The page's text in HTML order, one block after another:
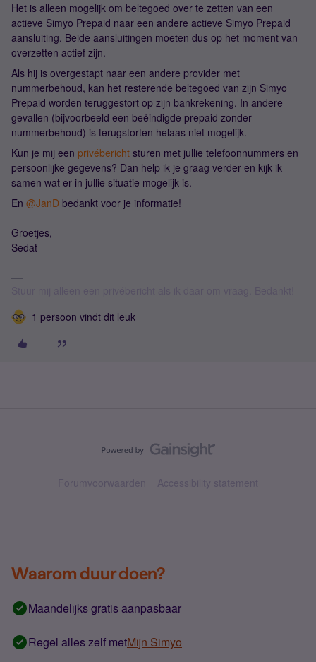
Het is alleen mogelijk om beltegoed over te zetten van een
actieve Simyo Prepaid naar een andere actieve Simyo Prepaid
aansluiting. Beide aansluitingen moeten dus op het moment van
overzetten actief zijn.
Als hij is overgestapt naar een andere provider met
nummerbehoud, kan het resterende beltegoed van zijn Simyo
Prepaid worden teruggestort op zijn bankrekening. In andere
gevallen (bijvoorbeeld een beëindigde prepaid zonder
nummerbehoud) is terugstorten helaas niet mogelijk.
Kun je mij een privébericht sturen met jullie telefoonnummers en
persoonlijke gegevens? Dan help ik je graag verder en kijk ik
samen wat er in jullie situatie mogelijk is.
En ​ @JanD bedankt voor je informatie!
Groetjes,
Sedat
1 persoon vindt dit leuk
Forumvoorwaarden Accessibility statement
Waarom duur doen?
Maandelijks gratis aanpasbaar
Regel alles zelf metMijn Simyo